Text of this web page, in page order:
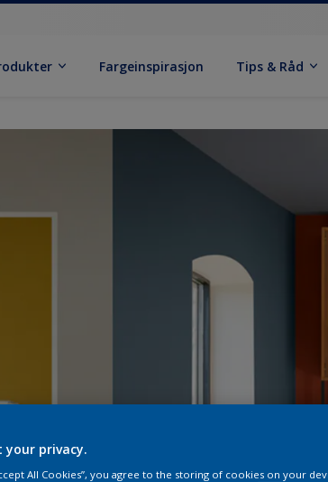
Fargeinspirasjon Tips & Råd
your privacy.
All Cookies”, you agree to the storing of cookies on your